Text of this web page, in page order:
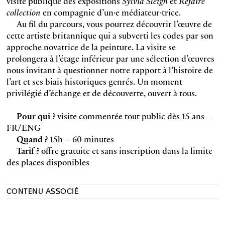
collection en compagnie d’un·e médiateur·trice.
Au fil du parcours, vous pourrez découvrir l’œuvre de
cette artiste britannique qui a subverti les codes par son
approche novatrice de la peinture. La visite se
prolongera à l’étage inférieur par une sélection d’œuvres
nous invitant à questionner notre rapport à l’histoire de
l’art et ses biais historiques genrés. Un moment
privilégié d’échange et de découverte, ouvert à tous.
Pour qui ?visite commentée tout public dès 15 ans –
FR/ENG
Quand ?15h – 60 minutes
Tarif ?offre gratuite et sans inscription dans la limite
des places disponibles
CONTENU ASSOCIÉ